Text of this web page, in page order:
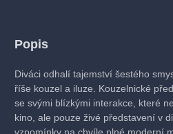
Popis
Diváci odhalí tajemství šestého
říše kouzel a iluze. Kouzelnické
se svými blízkými interakce, které
kino, ale pouze živé představení v